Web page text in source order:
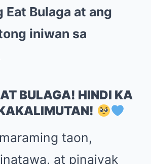
Eat Bulaga at ang
iniwan sa
BULAGA! HINDI KA
taon,
at pinaiyak